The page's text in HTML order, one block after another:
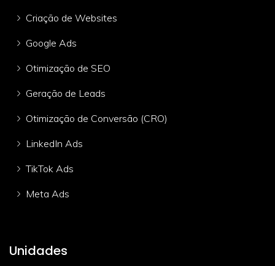
Criação de Websites
Google Ads
Otimização de SEO
Geração de Leads
Otimização de Conversão (CRO)
LinkedIn Ads
TikTok Ads
Meta Ads
Unidades